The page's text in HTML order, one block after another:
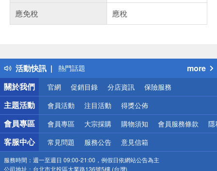
應免稅
應稅
活動快訊
得獎公告
熱門話題
銀行優惠
偏遠地區配送
詐騙網頁！請小心！
more
關於我們
官網 促銷目錄 分店資訊 保險服務
主題活動 會員活動 注目活動 得獎公佈
會員專區 會員專區 大宗採購 購物須知 會員服務條款 隱
客服中心 常見問題 服務公告 意見信箱
服務時間： 週一至週日 09:00-21:00，例假日依網站公告為主
公司地址： 台北市北投區大業路136號5樓 (台灣)